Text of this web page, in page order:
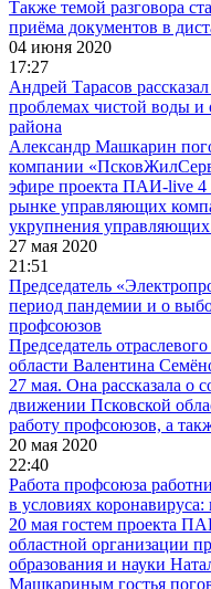
Также темой разговора
приёма документов в
04 июня 2020
17:27
Андрей Тарасов
проблемах чистой воды и
района
Александр Машкарин
компании
эфире проекта ПАИ-live 4
рынке управляющих
укрупнения
27 мая 2020
21:51
Председатель
период пандемии и о
профсоюзов
Председатель
области Валентина
27 мая. Она рассказала о
движении Псковской
работу профсоюзов, а
20 мая 2020
22:40
Работа профсоюза
в условиях
20 мая гостем проекта
областной организации
образования и науки
Машкариным гостья